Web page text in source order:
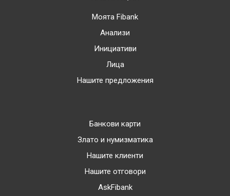
Моята Fibank
Анализи
Инициативи
Лица
Нашите предложения
Банкови карти
Злато и нумизматика
Нашите клиенти
Нашите отговори
AskFibank